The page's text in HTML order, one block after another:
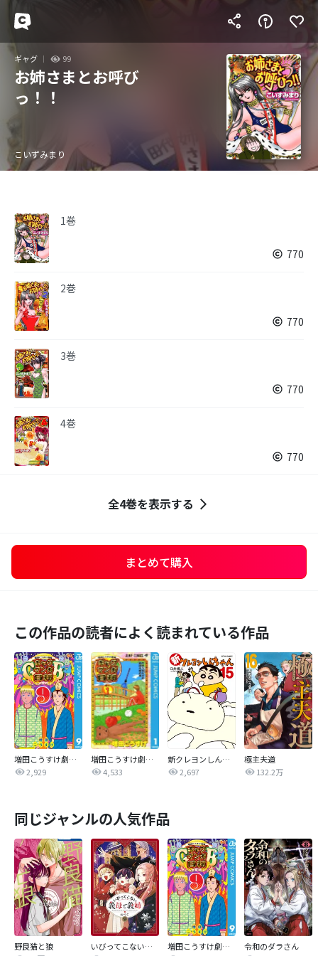
ギャグ 99
お姉さまとお呼び
っ！！
こいずみまり
1巻
770
2巻
770
3巻
770
4巻
770
全4巻を表示する
まとめて購入
この作品の読者によく読まれている作品
増田こうすけ劇場 ギャグマンガ日和GB
2,929
増田こうすけ劇場 ギャグマンガ日和
4,533
新クレヨンしんちゃん
2,697
極主夫道
132.2万
同じジャンルの人気作品
野良猫と狼
いびってこない義母と義姉
増田こうすけ劇場 ギャグマンガ日和GB
令和のダラさん